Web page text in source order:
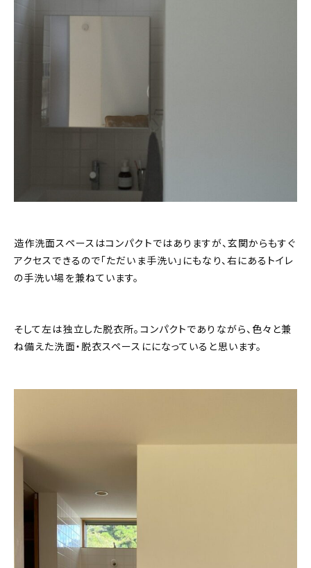
造作洗面スペースはコンパクトではありますが、玄関からもすぐ
アクセスできるので「ただいま手洗い」にもなり、右にあるトイレ
の手洗い場を兼ねています。
そして左は独立した脱衣所。コンパクトでありながら、色々と兼
ね備えた洗面・脱衣スペースにになっていると思います。